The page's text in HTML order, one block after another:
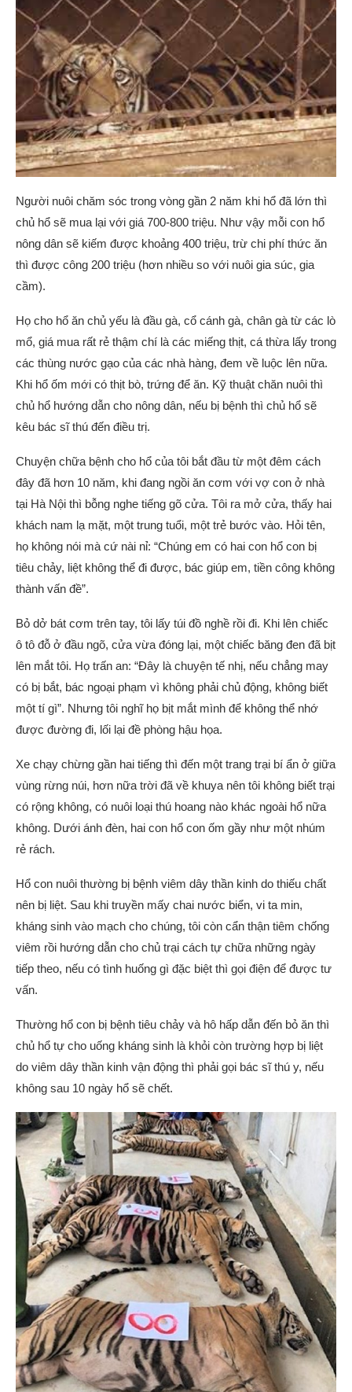
Người nuôi chăm sóc trong vòng gần 2 năm khi hổ đã lớn thì
chủ hổ sẽ mua lại với giá 700-800 triệu. Như vậy mỗi con hổ
nông dân sẽ kiếm được khoảng 400 triệu, trừ chi phí thức ăn
thì được công 200 triệu (hơn nhiều so với nuôi gia súc, gia
cầm).
Họ cho hổ ăn chủ yếu là đầu gà, cổ cánh gà, chân gà từ các lò
mổ, giá mua rất rẻ thậm chí là các miếng thịt, cá thừa lấy trong
các thùng nước gạo của các nhà hàng, đem về luộc lên nữa.
Khi hổ ốm mới có thịt bò, trứng để ăn. Kỹ thuật chăn nuôi thì
chủ hổ hướng dẫn cho nông dân, nếu bị bệnh thì chủ hổ sẽ
kêu bác sĩ thú đến điều trị.
Chuyện chữa bệnh cho hổ của tôi bắt đầu từ một đêm cách
đây đã hơn 10 năm, khi đang ngồi ăn cơm với vợ con ở nhà
tại Hà Nội thì bỗng nghe tiếng gõ cửa. Tôi ra mở cửa, thấy hai
khách nam lạ mặt, một trung tuổi, một trẻ bước vào. Hỏi tên,
họ không nói mà cứ nài nỉ: “Chúng em có hai con hổ con bị
tiêu chảy, liệt không thể đi được, bác giúp em, tiền công không
thành vấn đề”.
Bỏ dở bát cơm trên tay, tôi lấy túi đồ nghề rồi đi. Khi lên chiếc
ô tô đỗ ở đầu ngõ, cửa vừa đóng lại, một chiếc băng đen đã bịt
lên mắt tôi. Họ trấn an: “Đây là chuyện tế nhị, nếu chẳng may
có bị bắt, bác ngoại phạm vì không phải chủ động, không biết
một tí gì”. Nhưng tôi nghĩ họ bịt mắt mình để không thể nhớ
được đường đi, lối lại đề phòng hậu họa.
Xe chạy chừng gần hai tiếng thì đến một trang trại bí ẩn ở giữa
vùng rừng núi, hơn nữa trời đã về khuya nên tôi không biết trại
có rộng không, có nuôi loại thú hoang nào khác ngoài hổ nữa
không. Dưới ánh đèn, hai con hổ con ốm gầy như một nhúm
rẻ rách.
Hổ con nuôi thường bị bệnh viêm dây thần kinh do thiếu chất
nên bị liệt. Sau khi truyền mấy chai nước biển, vi ta min,
kháng sinh vào mạch cho chúng, tôi còn cẩn thận tiêm chống
viêm rồi hướng dẫn cho chủ trại cách tự chữa những ngày
tiếp theo, nếu có tình huống gì đặc biệt thì gọi điện để được tư
vấn.
Thường hổ con bị bệnh tiêu chảy và hô hấp dẫn đến bỏ ăn thì
chủ hổ tự cho uống kháng sinh là khỏi còn trường hợp bị liệt
do viêm dây thần kinh vận động thì phải gọi bác sĩ thú y, nếu
không sau 10 ngày hổ sẽ chết.